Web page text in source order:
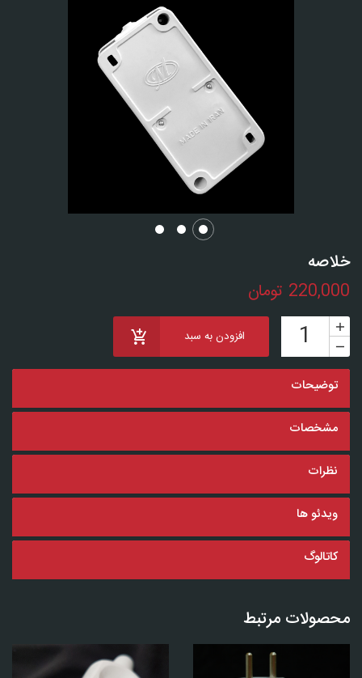
خلاصه
220,000 تومان
افزودن به سبد
توضیحات
مشخصات
نظرات
ویدئو ها
کاتالوگ
محصولات مرتبط